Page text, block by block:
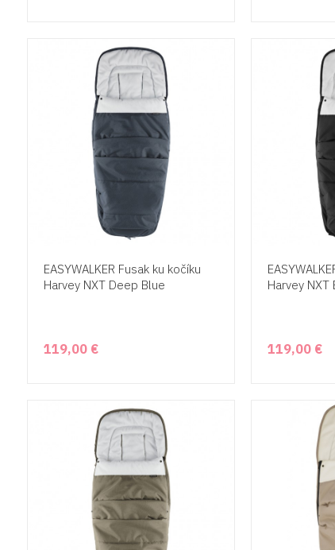
EASYWALKER Fusak ku kočíku
Harvey NXT Deep Blue
119,00 €
Harvey NXT
119,00 €